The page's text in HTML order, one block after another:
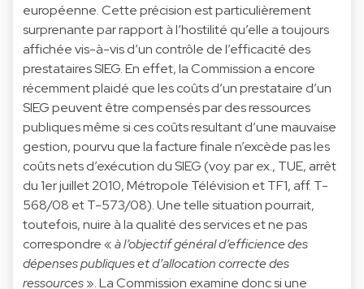
européenne. Cette précision est particulièrement
surprenante par rapport à l’hostilité qu’elle a toujours
affichée vis-à-vis d’un contrôle de l’efficacité des
prestataires SIEG. En effet, la Commission a encore
récemment plaidé que les coûts d’un prestataire d’un
SIEG peuvent être compensés par des ressources
publiques même si ces coûts resultant d’une mauvaise
gestion, pourvu que la facture finale n’excède pas les
coûts nets d’exécution du SIEG (voy. par ex., TUE, arrêt
du 1er juillet 2010, Métropole Télévision et TF1, aff. T-
568/08 et T-573/08). Une telle situation pourrait,
toutefois, nuire à la qualité des services et ne pas
correspondre «à l’objectif général d’efficience des
dépenses publiques et d’allocation correcte des
ressources». La Commission examine donc si une